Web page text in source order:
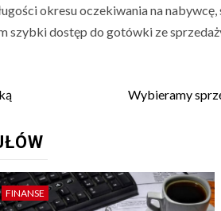
okresu oczekiwania na
szybki dostęp do gotówki ze
Wybieramy
FINANSE